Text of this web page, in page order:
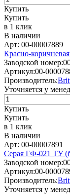
Купить
Купить
в 1 клик
В наличии
Арт: 00-00007889
Красно-
Заводской номер:
Артикул:00-
Производитель:
Уточняется у
Купить
Купить
в 1 клик
В наличии
Арт: 00-00007891
Серая ГФ-021 ТУ
Заводской номер:
Артикул:00-
Производитель:
Уточняется у